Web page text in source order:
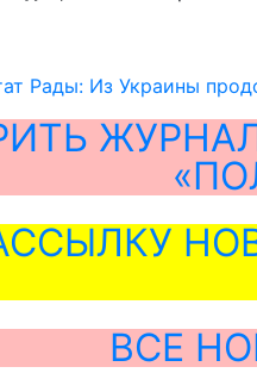
Рады: Из Украины
ВСЕ